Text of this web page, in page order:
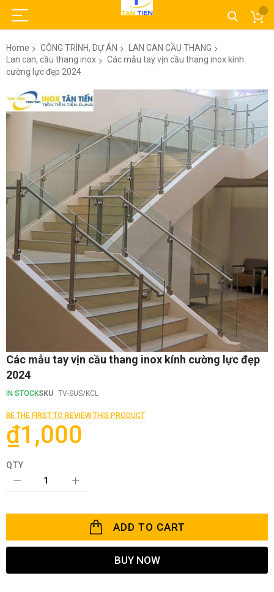
Home CÔNG TRÌNH, DỰ ÁN
LAN CAN CẦU THANG
Lan can, cầu thang inox
Các mẫu tay vịn cầu thang inox kính
cường lực đẹp 2024
Skip
to
the
Skip
to
the
of
images
gallery
Các mẫu tay vịn cầu thang inox kính cường lực đẹp
2024
IN STOCKSKU TV-SUS/KCL
BE THE FIRST TO REVIEW THIS PRODUCT
₫1,000
QTY
ADD TO CART
BUY NOW